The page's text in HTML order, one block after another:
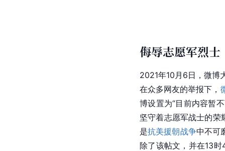
侮辱志愿军烈士
2021年10月6日，微博
在众多网友的举报下，
博设置为“目前内容暂
坚守着志愿军战士的荣
是抗美援朝战争中不可
除了该帖文，并在13